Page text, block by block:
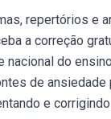
repertórios e
a correção
do
de
e